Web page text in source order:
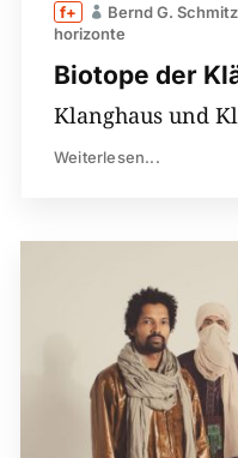
Biotope der
Bernd G. Schmitz
horizonte
Klanghaus und
Weiterlesen...